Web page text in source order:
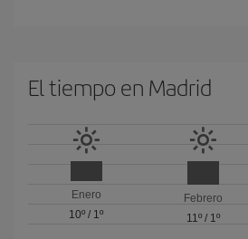
El tiempo en Madrid
Enero
10º / 1º
Febrero
11º/ 1º